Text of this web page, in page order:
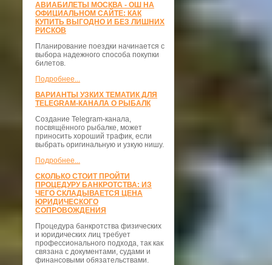
АВИАБИЛЕТЫ МОСКВА - ОШ НА
ОФИЦИАЛЬНОМ САЙТЕ: КАК
КУПИТЬ ВЫГОДНО И БЕЗ ЛИШНИХ
РИСКОВ
Планирование поездки начинается с
выбора надежного способа покупки
билетов.
Подробнее...
ВАРИАНТЫ УЗКИХ ТЕМАТИК ДЛЯ
TELEGRAM-КАНАЛА О РЫБАЛК
Создание Telegram-канала,
посвящённого рыбалке, может
приносить хороший трафик, если
выбрать оригинальную и узкую нишу.
Подробнее...
СКОЛЬКО СТОИТ ПРОЙТИ
ПРОЦЕДУРУ БАНКРОТСТВА: ИЗ
ЧЕГО СКЛАДЫВАЕТСЯ ЦЕНА
ЮРИДИЧЕСКОГО
СОПРОВОЖДЕНИЯ
Процедура банкротства физических
и юридических лиц требует
профессионального подхода, так как
связана с документами, судами и
финансовыми обязательствами.